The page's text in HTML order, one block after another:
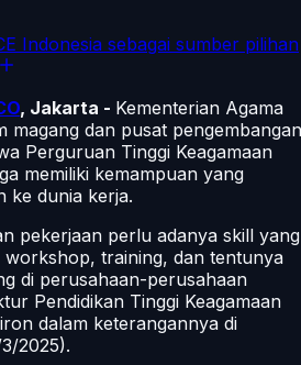
Indonesia sebagai sumber pilihan
, Jakarta - Kementerian Agama
magang dan pusat pengembangan
Perguruan Tinggi Keagamaan
memiliki kemampuan yang
ke dunia kerja.
pekerjaan perlu adanya skill yang
workshop, training, dan tentunya
di perusahaan-perusahaan
Pendidikan Tinggi Keagamaan
dalam keterangannya di
2025).